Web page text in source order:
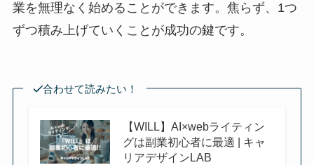
業を無理なく始めることができます。焦らず、1つ
ずつ積み上げていくことが成功の鍵です。
合わせて読みたい！
【WILL】AI×webライティン
グは副業初心者に最適 | キャ
リアデザインLAB